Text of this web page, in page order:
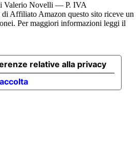
Valerio Novelli — P. IVA
Affiliato Amazon questo sito riceve un
Per maggiori informazioni leggi il
relative alla privacy